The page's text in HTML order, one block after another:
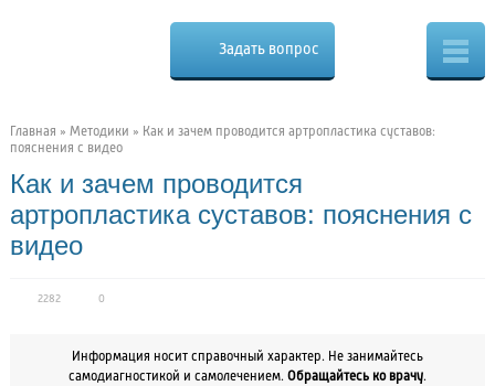
Cure.ru
в
спине
Задать вопрос
Главная » Методики » Как и зачем проводится артропластика суставов:
пояснения с видео
Как и зачем проводится
артропластика суставов: пояснения с
видео
2282 0
Информация носит справочный характер. Не занимайтесь
самодиагностикой и самолечением. Обращайтесь ко врачу.